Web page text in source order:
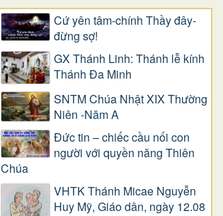
Cứ yên tâm-chính Thầy đây-
đừng sợ!
GX Thánh Linh: Thánh lễ kính
Thánh Đa Minh
SNTM Chúa Nhật XIX Thường
Niên -Năm A
Đức tin – chiếc cầu nối con
người với quyền năng Thiên
Chúa
VHTK Thánh Micae Nguyễn
Huy Mỹ, Giáo dân, ngày 12.08